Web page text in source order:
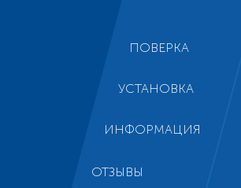
ПОВЕРКА
УСТАНОВКА
ИНФОРМАЦИЯ
ОТЗЫВЫ